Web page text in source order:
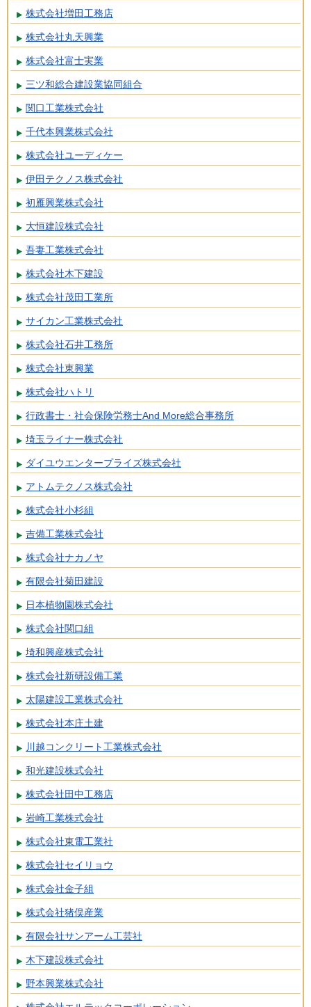
株式会社増田工務店
株式会社丸天興業
株式会社富士実業
三ツ和総合建設業協同組合
関口工業株式会社
千代本興業株式会社
株式会社ユーディケー
伊田テクノス株式会社
初雁興業株式会社
大恒建設株式会社
吾妻工業株式会社
株式会社木下建設
株式会社茂田工業所
サイカン工業株式会社
株式会社石井工務所
株式会社東興業
株式会社ハトリ
行政書士・社会保険労務士And More総合事務所
埼玉ライナー株式会社
ダイユウエンタープライズ株式会社
アトムテクノス株式会社
株式会社小杉組
吉備工業株式会社
株式会社ナカノヤ
有限会社菊田建設
日本植物園株式会社
株式会社関口組
埼和興産株式会社
株式会社新研設備工業
太陽建設工業株式会社
株式会社本庄土建
川越コンクリート工業株式会社
和光建設株式会社
株式会社田中工務店
岩崎工業株式会社
株式会社東電工業社
株式会社セイリョウ
株式会社金子組
株式会社猪俣産業
有限会社サンアーム工芸社
木下建設株式会社
野本興業株式会社